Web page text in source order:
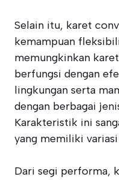
Selain itu, karet
kemampuan
memungkinkan
berfungsi dengan
lingkungan serta
dengan berbagai
Karakteristik ini
yang memiliki
Dari segi performa,